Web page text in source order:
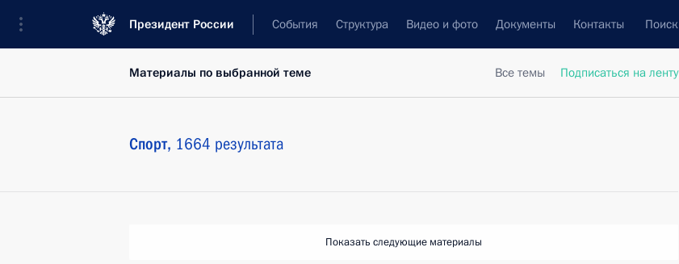
Президент России События Структура Видео и фото Документы Контакты Поиск
Все темы Подписаться на ленту
Материалы по выбранной теме
Спорт, 1664 результата
Показать следующие материалы